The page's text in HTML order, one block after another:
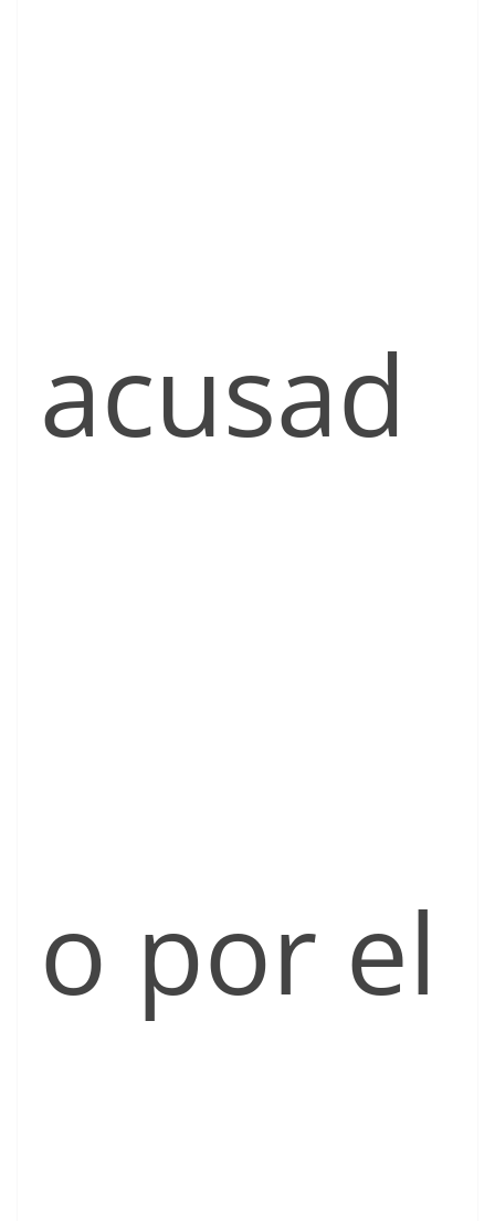
acusad
o por el